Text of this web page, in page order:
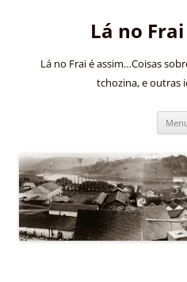
Lá no
Lá no Frai é assim…Coisas
tchozina, e outras